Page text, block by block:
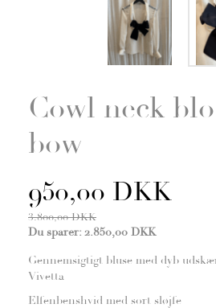
Cowl neck
bow
950,00 DKK
3.800,00 DKK
Du sparer: 2.850,00 DKK
Gennemsigtigt bluse med dyb
Vivetta
Elfenbenshvid med sort sløjfe